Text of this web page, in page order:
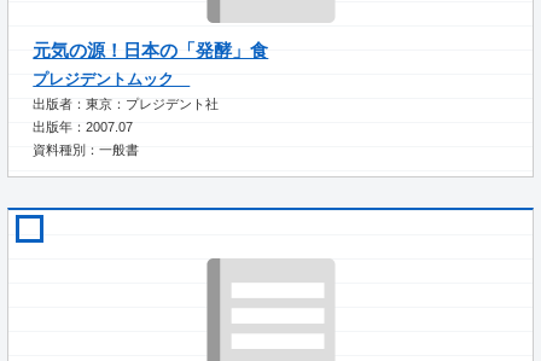
元気の源！日本の「発酵」食
プレジデントムック
出版者：東京：プレジデント社
出版年：2007.07
資料種別：一般書